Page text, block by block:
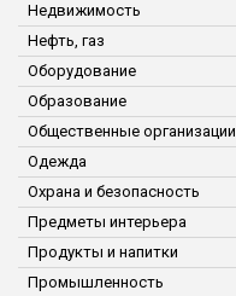
Недвижимость
Нефть, газ
Оборудование
Образование
Общественные организации
Одежда
Охрана и безопасность
Предметы интерьера
Продукты и напитки
Промышленность